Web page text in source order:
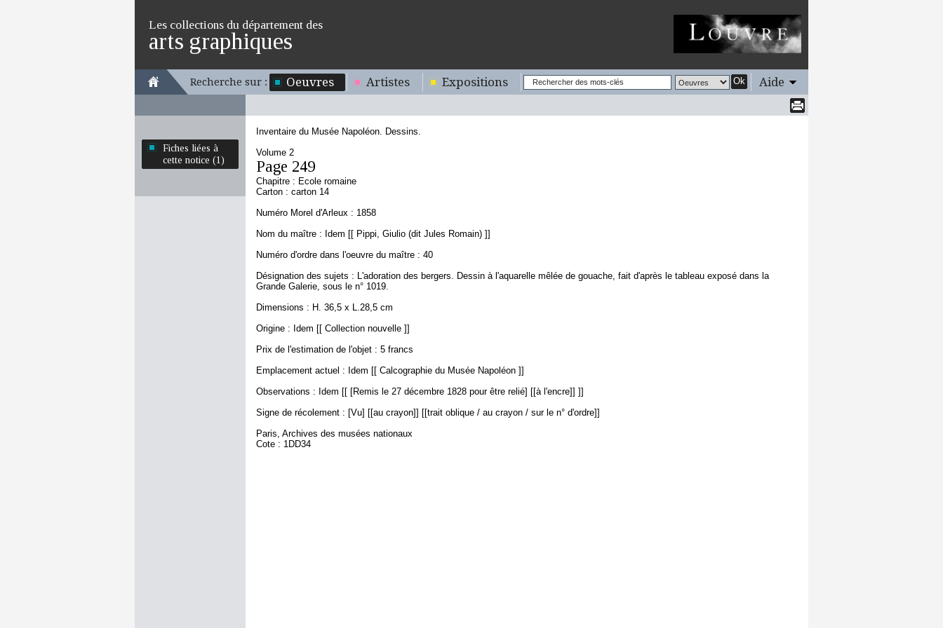
Les collections du département des
arts graphiques
Recherche sur : Oeuvres Artistes Expositions Ok Aide
Fiches liées à
cette notice (1)
Inventaire du Musée Napoléon. Dessins.
Volume 2
Page 249
Chapitre : Ecole romaine
Carton : carton 14
Numéro Morel d'Arleux : 1858
Nom du maître : Idem [[ Pippi, Giulio (dit Jules Romain) ]]
Numéro d'ordre dans l'oeuvre du maître : 40
Désignation des sujets : L'adoration des bergers. Dessin à l'aquarelle mêlée de gouache, fait d'après le tableau exposé dans la
Grande Galerie, sous le n° 1019.
Dimensions : H. 36,5 x L.28,5 cm
Origine : Idem [[ Collection nouvelle ]]
Prix de l'estimation de l'objet : 5 francs
Emplacement actuel : Idem [[ Calcographie du Musée Napoléon ]]
Observations : Idem [[ [Remis le 27 décembre 1828 pour être relié] [[à l'encre]] ]]
Signe de récolement : [Vu] [[au crayon]] [[trait oblique / au crayon / sur le n° d'ordre]]
Paris, Archives des musées nationaux
Cote : 1DD34